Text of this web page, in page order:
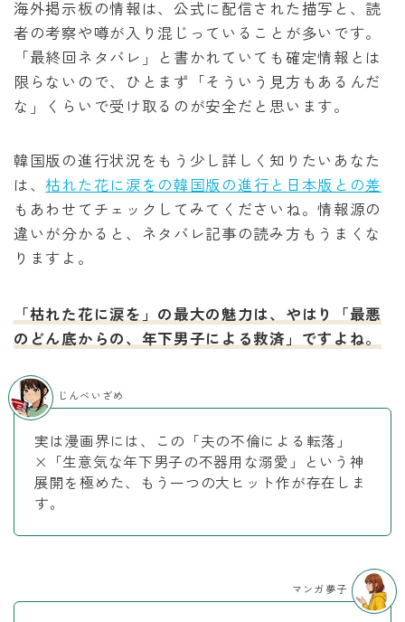
海外掲示板の情報は、公式に配信された描写と、読
者の考察や噂が入り混じっていることが多いです。
「最終回ネタバレ」と書かれていても確定情報とは
限らないので、ひとまず「そういう見方もあるんだ
な」くらいで受け取るのが安全だと思います。
韓国版の進行状況をもう少し詳しく知りたいあなた
は、枯れた花に涙をの韓国版の進行と日本版との差
もあわせてチェックしてみてくださいね。情報源の
違いが分かると、ネタバレ記事の読み方もうまくな
りますよ。
「枯れた花に涙を」の最大の魅力は、やはり「最悪
のどん底からの、年下男子による救済」ですよね。
実は漫画界には、この「夫の不倫による転落」
×「生意気な年下男子の不器用な溺愛」という神
展開を極めた、もう一つの大ヒット作が存在しま
す。
じんべいざめ
マンガ夢子